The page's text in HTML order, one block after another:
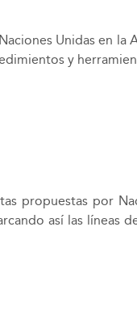
Unidas en la
y
propuestas por
así las líneas